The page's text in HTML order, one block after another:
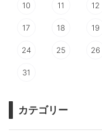
10 11 12
17 18 19
24 25 26
31
カテゴリー